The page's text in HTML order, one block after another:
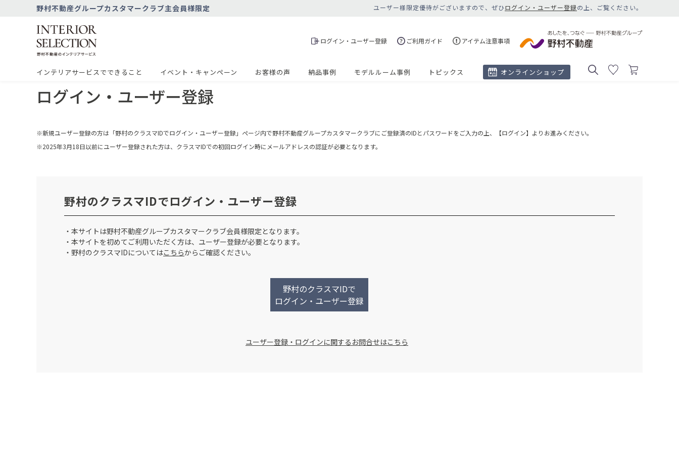
野村不動産グループカスタマークラブ主会員様限定 ユーザー様限定優待がございますので、ぜひログイン・ユーザー登録の上、ご覧ください。
ログイン・ユーザー登録 ご利用ガイド アイテム注意事項
インテリアサービスでできること イベント・キャンペーン お客様の声 納品事例 モデルルーム事例 トピックス オンラインショップ
ログイン・ユーザー登録
※新規ユーザー登録の方は「野村のクラスマIDでログイン・ユーザー登録」ページ内で野村不動産グループカスタマークラブにご登録済のIDとパスワードをご入力の上、【ログイン】よりお進みください。
※2025年3月18日以前にユーザー登録された方は、クラスマIDでの初回ログイン時にメールアドレスの認証が必要となります。
野村のクラスマIDでログイン・ユーザー登録
・本サイトは野村不動産グループカスタマークラブ会員様限定となります。
・本サイトを初めてご利用いただく方は、ユーザー登録が必要となります。
・野村のクラスマIDについてはこちらからご確認ください。
野村のクラスマIDで
ログイン・ユーザー登録
ユーザー登録・ログインに関するお問合せはこちら